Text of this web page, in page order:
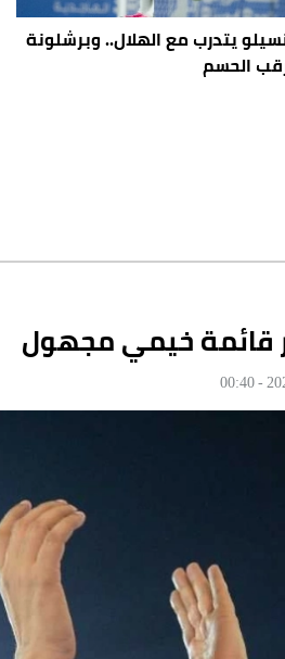
يتدرب مع الهلال.. وبرشلونة
الحسم
قائمة خيمي مجهول